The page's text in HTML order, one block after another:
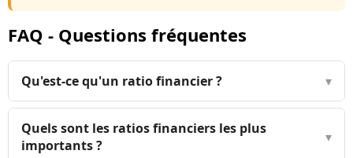
FAQ - Questions fréquentes
Qu'est-ce qu'un ratio financier ? ▾
Quels sont les ratios financiers les plus
importants ?
▾